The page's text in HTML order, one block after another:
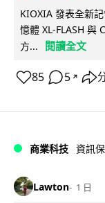
KIOXIA 發表全新
憶體 XL-FLASH 與
方...
閱讀全文
85 5 ↗
商業科技 資訊
Lawton 1 日